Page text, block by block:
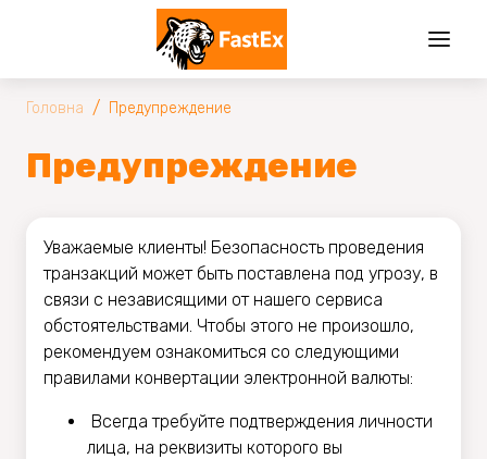
Головна / Предупреждение
Предупреждение
Уважаемые клиенты! Безопасность проведения
транзакций может быть поставлена под угрозу, в
связи с независящими от нашего сервиса
обстоятельствами. Чтобы этого не произошло,
рекомендуем ознакомиться со следующими
правилами конвертации электронной валюты:
Всегда требуйте подтверждения личности
лица, на реквизиты которого вы